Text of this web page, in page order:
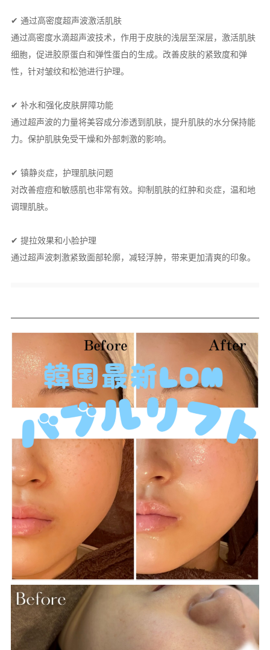
✔ 通过高密度超声波激活肌肤
通过高密度水滴超声波技术，作用于皮肤的浅层至深层，激活肌肤
细胞，促进胶原蛋白和弹性蛋白的生成。改善皮肤的紧致度和弹
性，针对皱纹和松弛进行护理。
✔ 补水和强化皮肤屏障功能
通过超声波的力量将美容成分渗透到肌肤，提升肌肤的水分保持能
力。保护肌肤免受干燥和外部刺激的影响。
✔ 镇静炎症，护理肌肤问题
对改善痘痘和敏感肌也非常有效。抑制肌肤的红肿和炎症，温和地
调理肌肤。
✔ 提拉效果和小脸护理
通过超声波刺激紧致面部轮廓，减轻浮肿，带来更加清爽的印象。